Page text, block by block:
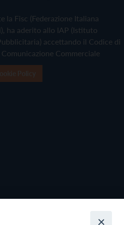
la Fisc (Federazione Italiana
ha aderito allo IAP (Istituto
accettando il Codice di
Commerciale